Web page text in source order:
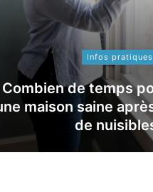
Infos pratiques
Combien de temps
maison saine
de